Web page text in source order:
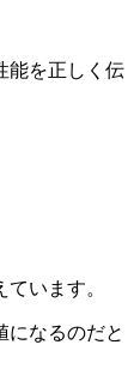
能を正しく伝
います。
になるのだと